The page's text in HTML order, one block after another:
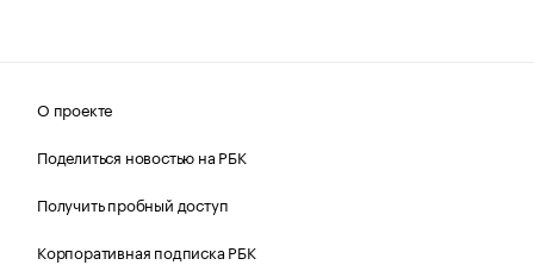
О проекте
Поделиться новостью на РБК
Получить пробный доступ
Корпоративная подписка РБК